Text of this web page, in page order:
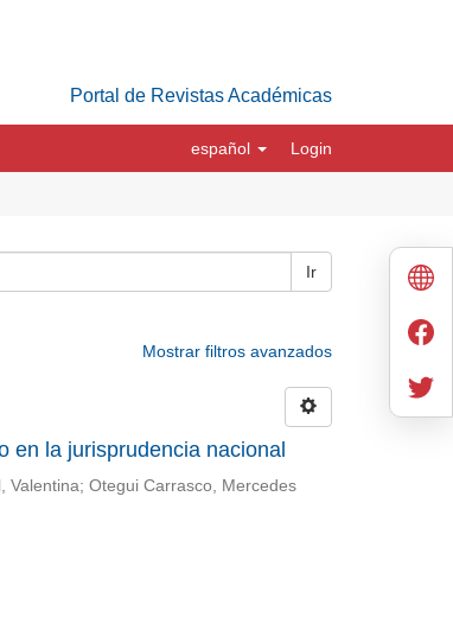
Portal de Revistas Académicas
español Login
Ir
Mostrar filtros avanzados
en la jurisprudencia nacional
Valentina; Otegui Carrasco, Mercedes